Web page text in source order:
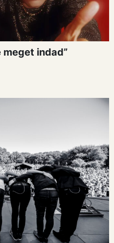
meget indad”